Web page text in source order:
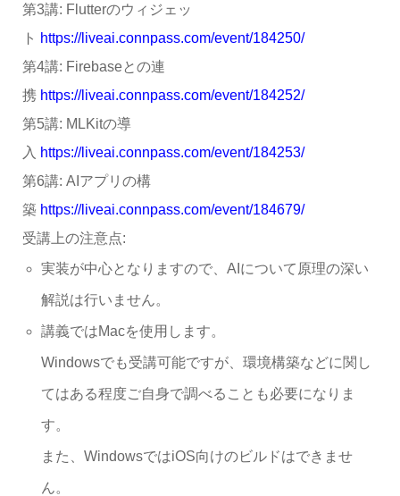
第3講: Flutterのウィジェッ
ト https://liveai.connpass.com/event/184250/
第4講: Firebaseとの連
携 https://liveai.connpass.com/event/184252/
第5講: MLKitの導
入 https://liveai.connpass.com/event/184253/
第6講: AIアプリの構
築 https://liveai.connpass.com/event/184679/
受講上の注意点:
実装が中心となりますので、AIについて原理の深い
解説は行いません。
講義ではMacを使用します。
Windowsでも受講可能ですが、環境構築などに関し
てはある程度ご自身で調べることも必要になりま
す。
また、WindowsではiOS向けのビルドはできませ
ん。